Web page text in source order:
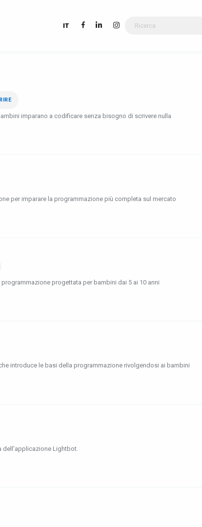
IT
imparano a codificare senza bisogno di scrivere nulla
per imparare la programmazione più completa sul mercato
programmazione progettata per bambini dai 5 ai 10 anni
introduce le basi della programmazione rivolgendosi ai bambini
Lightbot.